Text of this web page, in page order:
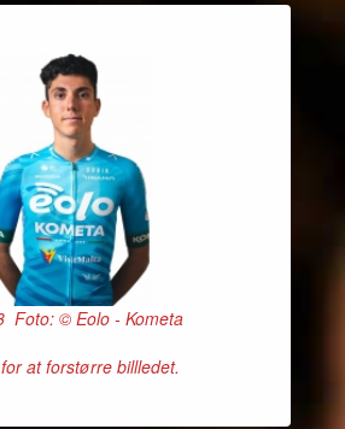
Foto: © Eolo - Kometa
at forstørre billledet.